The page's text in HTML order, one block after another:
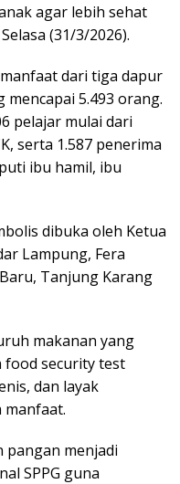
agar lebih sehat
(31/3/2026).
dari tiga dapur
mencapai 5.493 orang.
pelajar mulai dari
serta 1.587 penerima
ibu hamil, ibu
dibuka oleh Ketua
Lampung, Fera
Tanjung Karang
makanan yang
food security test
dan layak
pangan menjadi
SPPG guna